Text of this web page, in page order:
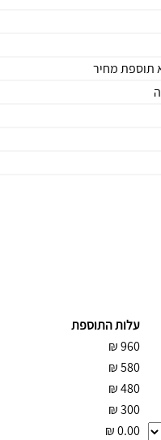
תוספת מחיר
עלות התוספת
960
₪
580
₪
480
₪
300
₪
0.00
₪